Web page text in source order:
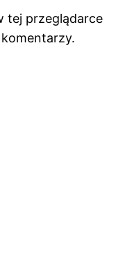
tej przeglądarce